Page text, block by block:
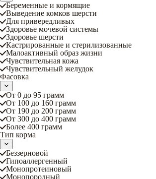
Беременные и кормящие
Выведение комков шерсти
Для привередливых
Здоровье мочевой системы
Здоровье шерсти
Кастрированные и стерилизованные
Малоактивный образ жизни
Чувствительная кожа
Чувствительный желудок
Фасовка
От 0 до 95 грамм
От 100 до 160 грамм
От 190 до 200 грамм
От 300 до 400 грамм
Более 400 грамм
Тип корма
Беззерновой
Гипоаллергенный
Монопротеиновый
Монопородный